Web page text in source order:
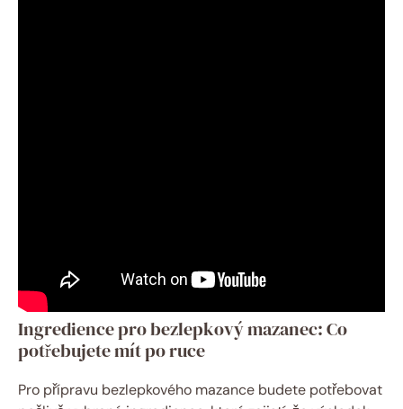
Ingredience pro bezlepkový​ mazanec: Co
potřebujete ‍mít ⁣po ruce
Pro ⁢přípravu bezlepkového mazance budete potřebovat